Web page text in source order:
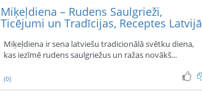
Miķeļdiena – Rudens Saulgrieži,
Ticējumi un Tradīcijas, Receptes Latvijā
Miķeļdiena ir sena latviešu tradicionālā svētku diena,
kas iezīmē rudens saulgriežus un ražas novākš...
(0)